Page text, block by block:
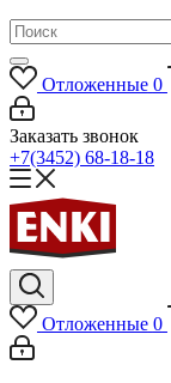
Отложенные 0
Заказать звонок
+7(3452) 68-18-18
Отложенные 0